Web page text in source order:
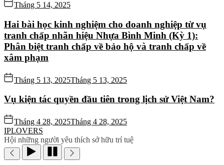
Tháng 5 14, 2025
Hai bài học kinh nghiệm cho doanh nghiệp từ vụ
tranh chấp nhãn hiệu Nhựa Bình Minh (Kỳ 1):
Phân biệt tranh chấp về bảo hộ và tranh chấp về
xâm phạm
Tháng 5 13, 2025Tháng 5 13, 2025
Vụ kiện tác quyền đầu tiên trong lịch sử Việt Nam?
Tháng 4 28, 2025Tháng 4 28, 2025
IPLOVERS
Hội những người yêu thích sở hữu trí tuệ